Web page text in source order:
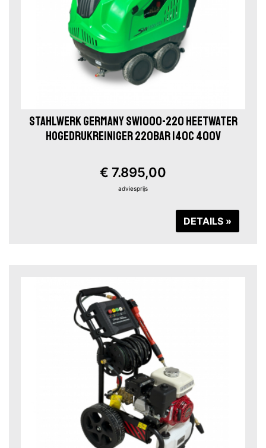
STAHLWERK GERMANY SW1000-220 HEETWATER
HOGEDRUKREINIGER 220BAR 140C 400V
€ 7.895,00
adviesprijs
DETAILS »